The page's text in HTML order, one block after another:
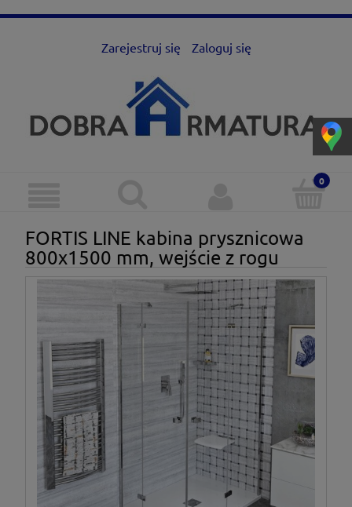
Zarejestruj się Zaloguj się
FORTIS LINE kabina prysznicowa
800x1500 mm, wejście z rogu